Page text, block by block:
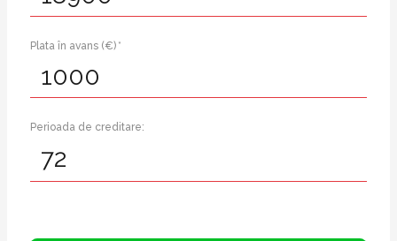
Plata în avans (€) *
Perioada de creditare: